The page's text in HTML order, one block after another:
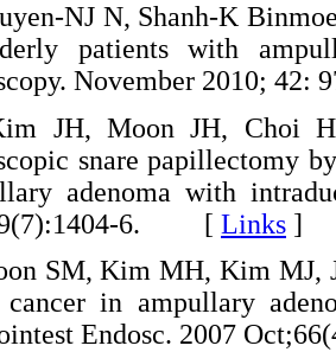
NJ N, Shanh-K
patients with
November 2010;
JH, Moon JH, Choi
snare papillectomy
adenoma with
6. [ Links ]
SM, Kim MH, Kim MJ,
cancer in ampullary
Endosc. 2007